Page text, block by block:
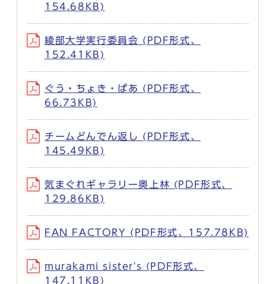
154.68KB)
綾部大学実行委員会 (PDF形式、
152.41KB)
ぐう・ちょき・ぱあ (PDF形式、
66.73KB)
チームどんでん返し (PDF形式、
145.49KB)
気まぐれギャラリー奥上林 (PDF形式、
129.86KB)
FAN FACTORY (PDF形式、157.78KB)
murakami sister's (PDF形式、
147.11KB)